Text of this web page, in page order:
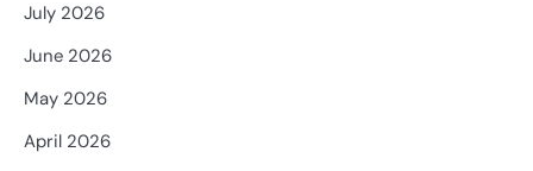
July 2026
June 2026
May 2026
April 2026